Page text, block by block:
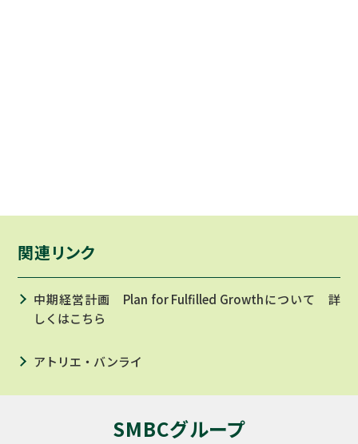
関連リンク
中期経営計画 Plan for Fulfilled Growthについて 詳
しくはこちら
アトリエ・バンライ
SMBCグループ